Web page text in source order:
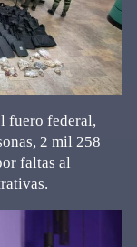
fuero federal,
2 mil 258
faltas al